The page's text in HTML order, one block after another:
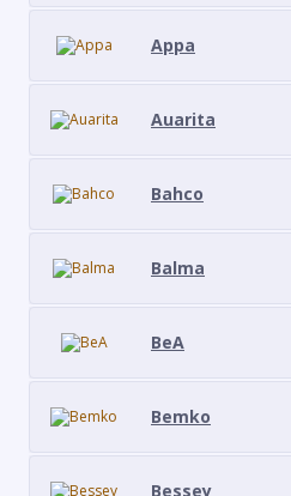
Appa
Auarita
Bahco
Balma
BeA
Bemko
Bessey